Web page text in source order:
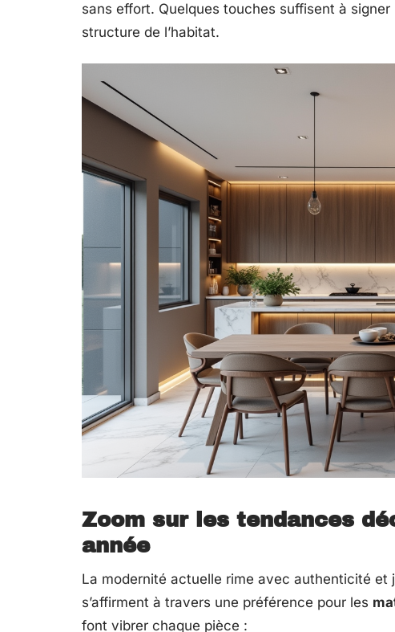
sans effort. Quelques touches suffisent à signer
structure de l’habitat.
Zoom sur les tendances
année
La modernité actuelle rime avec authenticité et
s’affirment à travers une préférence pour les
font vibrer chaque pièce :